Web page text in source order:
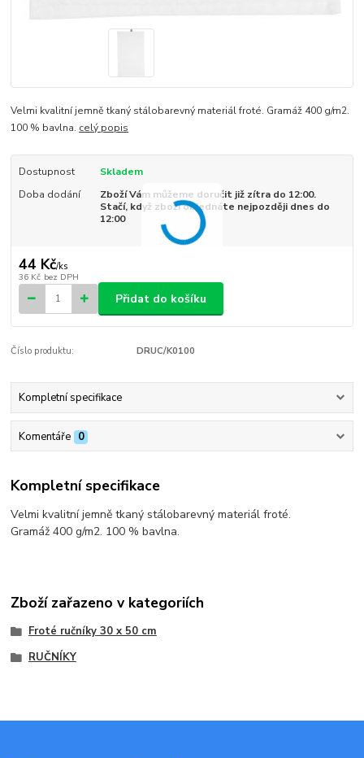
Velmi kvalitní jemně tkaný stálobarevný materiál froté. Gramáž 400 g/m2.
100 % bavlna. celý popis
Dostupnost
Skladem
Doba dodání
Zboží Vám můžeme doručit již zítra do 12:00.
Stačí, když zboží objednáte nejpozději dnes do
12:00
44 Kč/ks
36 Kč bez DPH
Přidat do košíku
Číslo produktu: DRUC/K0100
Kompletní specifikace
Komentáře 0
Kompletní specifikace
Velmi kvalitní jemně tkaný stálobarevný materiál froté.
Gramáž 400 g/m2. 100 % bavlna.
Zboží zařazeno v kategoriích
Froté ručníky 30 x 50 cm
RUČNÍKY